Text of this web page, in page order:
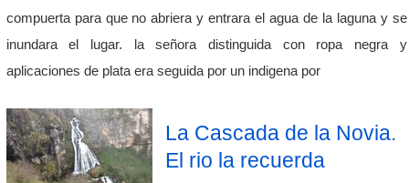
compuerta para que no abriera y entrara el agua de la laguna y se
inundara el lugar. la señora distinguida con ropa negra y
aplicaciones de plata era seguida por un indigena por
La Cascada de la Novia.
El rio la recuerda